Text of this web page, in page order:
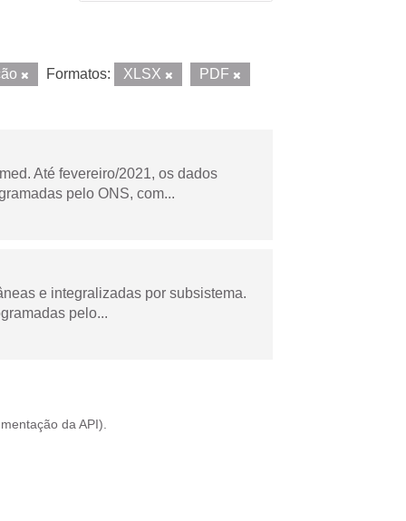
Formatos: XLSX PDF
Até fevereiro/2021, os dados
pelo ONS, com...
e integralizadas por subsistema.
pelo...
da API ).